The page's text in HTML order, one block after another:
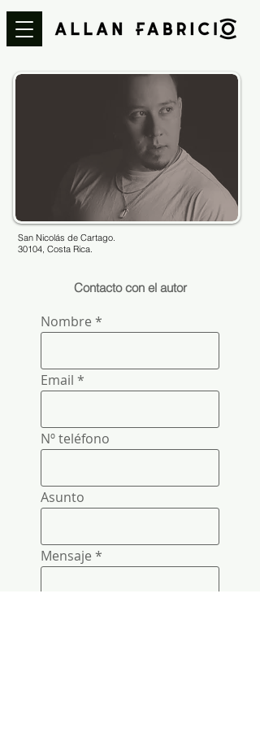
San Nicolás de Cartago.
30104, Costa Rica.
Contacto con el autor
Nombre
Email
Nº teléfono
Asunto
Mensaje